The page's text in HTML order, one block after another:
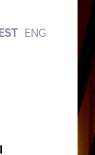
EST ENG